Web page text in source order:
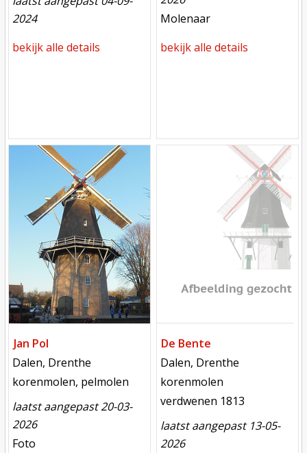
2024
bekijk alle details
meest recente aanpassing
Molenaar
bekijk alle details
Jan Pol
locatie
Dalen, Drenthe
functie
korenmolen, pelmolen
laatst aangepast 20-03-
2026
meest recente aanpassing
Foto
De Bente
locatie
Dalen, Drenthe
functie
korenmolen
verdwenen
verdwenen 1813
laatst aangepast 13-05-
2026